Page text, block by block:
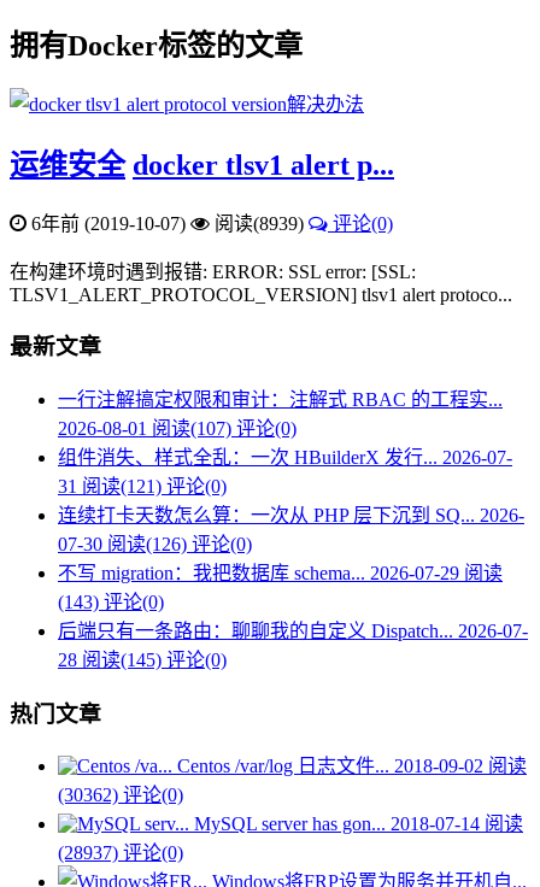
拥有Docker标签的文章
运维安全 docker tlsv1 alert p...
6年前 (2019-10-07) 阅读(8939) 评论(0)
在构建环境时遇到报错: ERROR: SSL error: [SSL:
TLSV1_ALERT_PROTOCOL_VERSION] tlsv1 alert protoco...
最新文章
一行注解搞定权限和审计：注解式 RBAC 的工程实...
2026-08-01 阅读(107) 评论(0)
组件消失、样式全乱：一次 HBuilderX 发行... 2026-07-
31 阅读(121) 评论(0)
连续打卡天数怎么算：一次从 PHP 层下沉到 SQ... 2026-
07-30 阅读(126) 评论(0)
不写 migration：我把数据库 schema... 2026-07-29 阅读
(143) 评论(0)
后端只有一条路由：聊聊我的自定义 Dispatch... 2026-07-
28 阅读(145) 评论(0)
热门文章
Centos /var/log 日志文件... 2018-09-02 阅读
(30362) 评论(0)
MySQL server has gon... 2018-07-14 阅读
(28937) 评论(0)
Windows将FRP设置为服务并开机自...